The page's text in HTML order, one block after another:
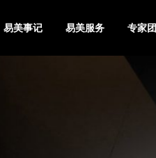
易美事记 易美服务 专家